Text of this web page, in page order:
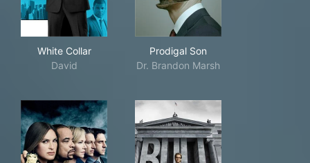
White Collar
David
Prodigal Son
Dr. Brandon Marsh